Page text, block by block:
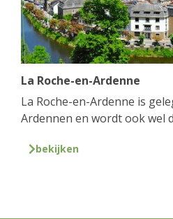
La Roche-en-Ardenne
La Roche-en-Ardenne is
Ardennen en wordt ook wel
bekijken